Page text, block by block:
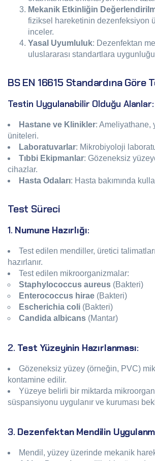
Mekanik Etkinliğin
fiziksel hareketinin dezenfeksiyon
inceler.
Yasal Uyumluluk: Dezenfektan
uluslararası standartlara
BS EN 16615 Standardına Göre
Testin Uygulanabilir Olduğu Alanlar:
Hastane ve Klinikler: Ameliyathane,
üniteleri.
Laboratuvarlar: Mikrobiyoloji
Tıbbi Ekipmanlar: Gözeneksiz
cihazlar.
Hasta Odaları: Hasta bakımında
Test Süreci
1. Numune Hazırlığı:
Test edilen mendiller, üretici
hazırlanır.
Test edilen mikroorganizmalar:
Staphylococcus aureus (Bakteri)
Enterococcus hirae (Bakteri)
Escherichia coli (Bakteri)
Candida albicans (Mantar)
2. Test Yüzeyinin Hazırlanması:
Gözeneksiz yüzey (örneğin, PVC)
kontamine edilir.
Yüzeye belirli bir miktarda
süspansiyonu uygulanır ve kuruması
3. Dezenfektan Mendilin
Mendil, yüzey üzerinde mekanik